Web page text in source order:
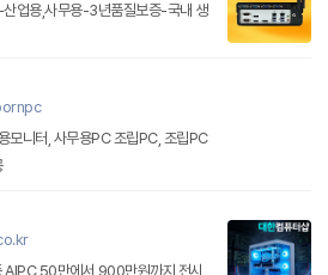
업용,사무용-3년품질보증-국내 생
리사이클IT기기, 피벗모니터, 사무용모니터, 사무용PC 조립PC, 조립PC
까지 전시